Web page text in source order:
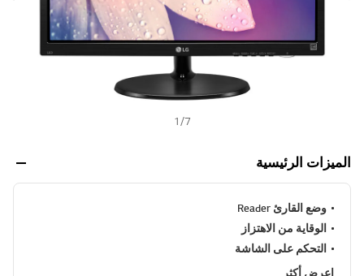
ط
ن
ة
1/7
الميزات الرئيسية
وضع القارئ Reader
الوقاية من الاهتزاز
التحكم على الشاشة
اعرض أكثر